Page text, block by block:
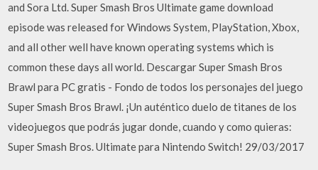
and Sora Ltd. Super Smash Bros Ultimate game download
episode was released for Windows System, PlayStation, Xbox,
and all other well have known operating systems which is
common these days all world. Descargar Super Smash Bros
Brawl para PC gratis - Fondo de todos los personajes del juego
Super Smash Bros Brawl. ¡Un auténtico duelo de titanes de los
videojuegos que podrás jugar donde, cuando y como quieras:
Super Smash Bros. Ultimate para Nintendo Switch! 29/03/2017